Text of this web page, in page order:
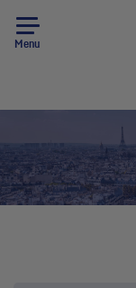
Menu